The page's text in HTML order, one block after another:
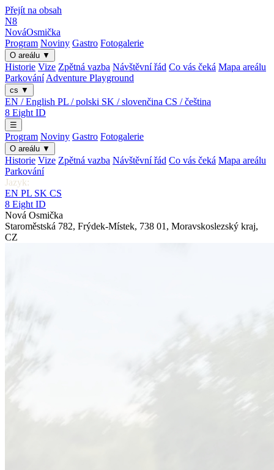
Přejít na obsah
N8
NováOsmička
Program Noviny Gastro Fotogalerie
O areálu ▼
Historie Vize Zpětná vazba Návštěvní řád Co vás čeká Mapa areálu
Parkování Adventure Playground
cs ▼
EN / English PL / polski SK / slovenčina CS / čeština
8 Eight ID
☰
Program Noviny Gastro Fotogalerie
O areálu ▼
Historie Vize Zpětná vazba Návštěvní řád Co vás čeká Mapa areálu
Parkování
Jazyk:
EN PL SK CS
8 Eight ID
Nová Osmička
Staroměstská 782, Frýdek-Místek, 738 01 , Moravskoslezský kraj,
CZ